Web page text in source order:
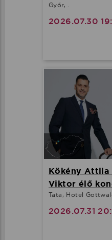
Győr, .
2026.07.30
Kökény Attila
Viktor élő
Tata, Hotel
2026.07.31